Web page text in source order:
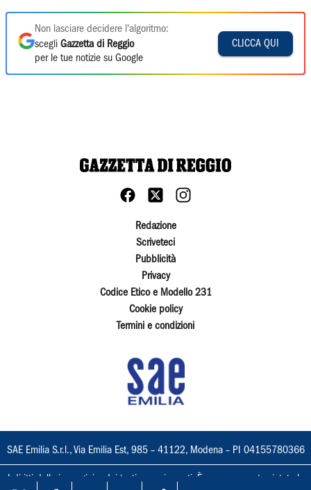
Non lasciare decidere l'algoritmo:
scegli Gazzetta di Reggio
per le tue notizie su Google
CLICCA QUI
Redazione
Scriveteci
Pubblicità
Privacy
Codice Etico e Modello 231
Cookie policy
Termini e condizioni
SAE Emilia S.r.l., Via Emilia Est, 985 – 41122, Modena – PI 04155780366
I diritti delle immagini e dei testi sono riservati. È espressamente vietata la